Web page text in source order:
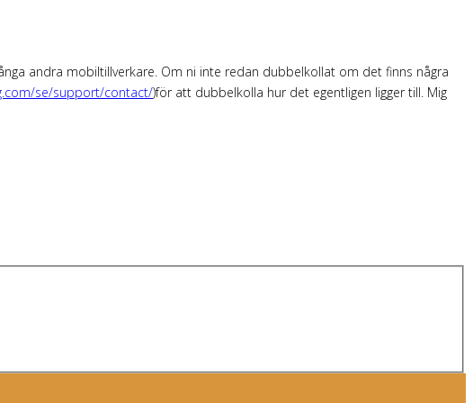
andra mobiltillverkare. Om ni inte redan dubbelkollat om det finns några
se/support/contact/)för att dubbelkolla hur det egentligen ligger till. Mig